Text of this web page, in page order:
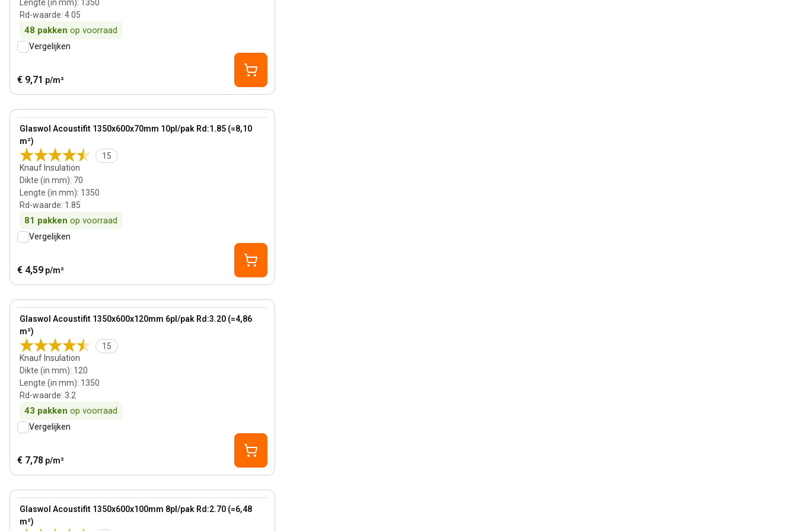
Lengte (in mm): 1350
Rd-waarde: 4.05
48 pakken op voorraad
Vergelijken
€ 9,71 p/m²
Glaswol Acoustifit 1350x600x70mm 10pl/pak Rd:1.85 (=8,10
m²)
15
Knauf Insulation
Dikte (in mm): 70
Lengte (in mm): 1350
Rd-waarde: 1.85
81 pakken op voorraad
View product
Vergelijken
€ 4,59 p/m²
Glaswol Acoustifit 1350x600x120mm 6pl/pak Rd:3.20 (=4,86
m²)
15
Knauf Insulation
Dikte (in mm): 120
Lengte (in mm): 1350
Rd-waarde: 3.2
43 pakken op voorraad
View product
Vergelijken
€ 7,78 p/m²
Glaswol Acoustifit 1350x600x100mm 8pl/pak Rd:2.70 (=6,48
m²)
View product